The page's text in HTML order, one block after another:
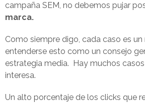
campaña SEM, no debemos pujar
marca.
Como siempre digo, cada caso es
entenderse esto como un consejo
estrategia media. Hay muchos
interesa.
Un alto porcentaje de los clicks que